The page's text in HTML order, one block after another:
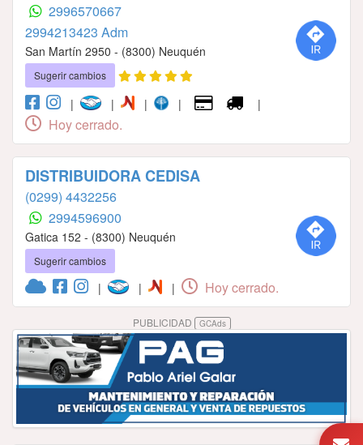
2996570667
2994213423 Adm
San Martín 2950 - (8300) Neuquén
Sugerir cambios
| | | | |
Hoy cerrado.
DISTRIBUIDORA CEDISA
(0299) 4432256
2994596900
Gatica 152 - (8300) Neuquén
Sugerir cambios
| | | Hoy cerrado.
PUBLICIDAD GCAds